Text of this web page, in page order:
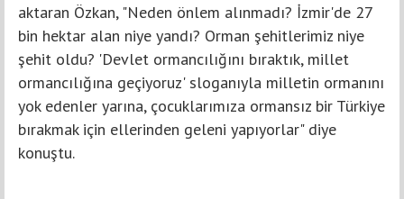
aktaran Özkan, "Neden önlem alınmadı? İzmir'de 27
bin hektar alan niye yandı? Orman şehitlerimiz niye
şehit oldu? 'Devlet ormancılığını bıraktık, millet
ormancılığına geçiyoruz' sloganıyla milletin ormanını
yok edenler yarına, çocuklarımıza ormansız bir Türkiye
bırakmak için ellerinden geleni yapıyorlar" diye
konuştu.